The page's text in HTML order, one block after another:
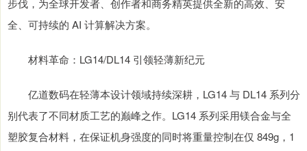
步伐，为全球开发者、创作者和商务精英提供全新的高效、安
全、可持续的 AI 计算解决方案。
材料革命：LG14/DL14 引领轻薄新纪元
亿道数码在轻薄本设计领域持续深耕，LG14 与 DL14 系列分
别代表了不同材质工艺的巅峰之作。LG14 系列采用镁合金与全
塑胶复合材料，在保证机身强度的同时将重量控制在仅 849g，1